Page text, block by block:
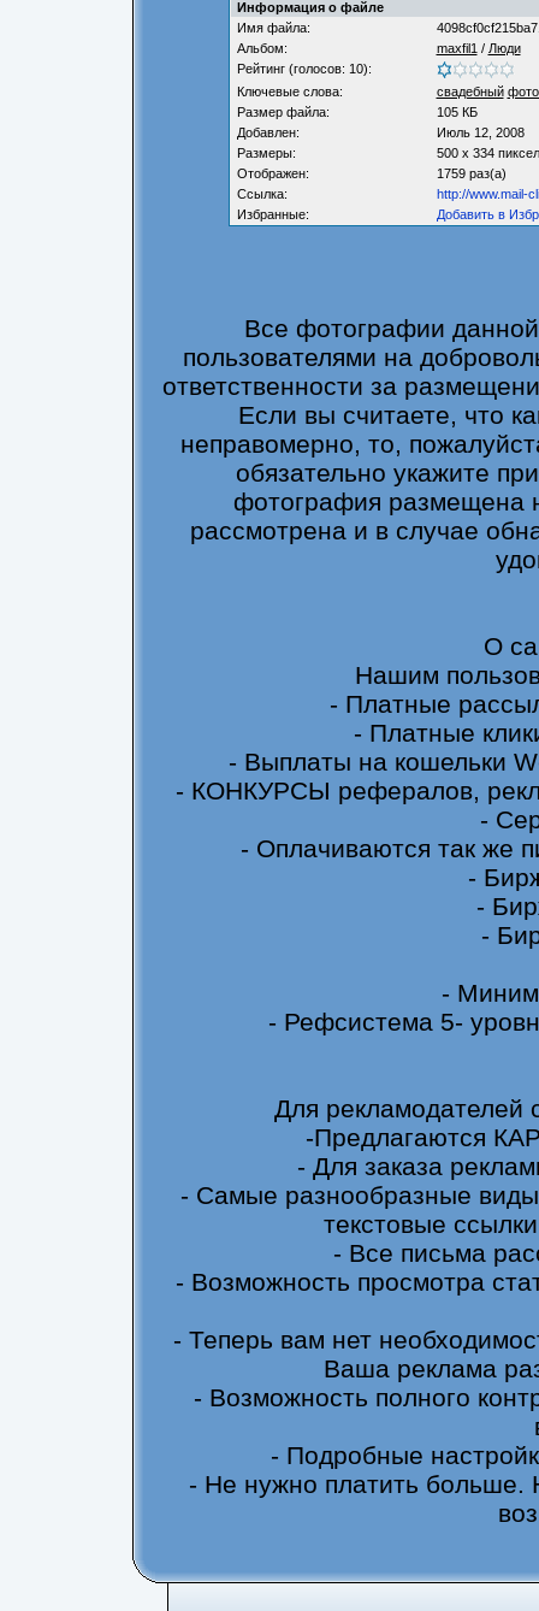
Информация о файле
Имя файла:
Альбом:
maxfil1 / Люди
Рейтинг (голосов: 10):
Ключевые слова:
свадебный
Размер файла:
105 КБ
Добавлен:
Июль 12, 2008
Размеры:
500 x 334
Отображен:
1759 раз(а)
Ссылка:
http://www.mail-
Избранные:
Добавить в
Все фотографии
пользователями на
ответственности за
Если вы считаете, что
неправомерно, то,
обязательно укажите
фотография размещена
рассмотрена и в случае
О
Нашим
- Платные
- Платные
- Выплаты на кошельки
- КОНКУРСЫ рефералов,
-
- Оплачиваются так же
-
-
-
-
- Рефсистема 5-
Для рекламодателей
-Предлагаются
- Для заказа
- Самые разнообразные
текстовые
- Все письма
- Возможность просмотра
- Теперь вам нет
Ваша реклама
- Возможность полного
- Подробные
- Не нужно платить больше.